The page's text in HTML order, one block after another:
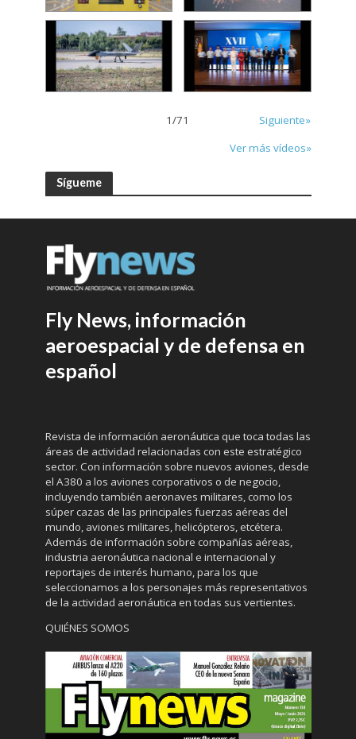
1/71
Siguiente»
Ver más vídeos»
Sígueme
Fly News, información
aeroespacial y de defensa en
español
Revista de información aeronáutica que toca todas las
áreas de actividad relacionadas con este estratégico
sector. Con información sobre nuevos aviones, desde
el A380 a los aviones corporativos o de negocio,
incluyendo también aeronaves militares, como los
súper cazas de las principales fuerzas aéreas del
mundo, aviones militares, helicópteros, etcétera.
Además de información sobre compañías aéreas,
industria aeronáutica nacional e internacional y
reportajes de interés humano, para los que
seleccionamos a los personajes más representativos
de la actividad aeronáutica en todas sus vertientes.
QUIÉNES SOMOS